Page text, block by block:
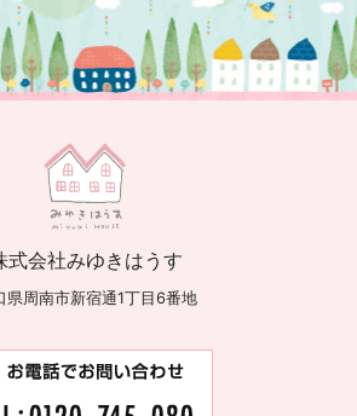
式会社みゆきはうす
県周南市新宿通1丁目6番地